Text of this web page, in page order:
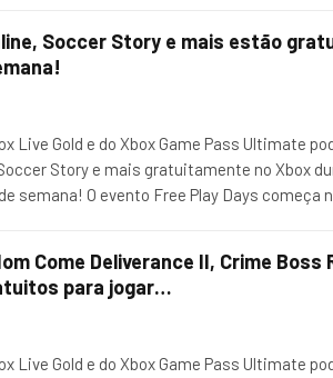
Soccer Story e mais estão
Live Gold e do Xbox Game Pass Ultimate
Story e mais gratuitamente no Xbox
semana! O evento Free Play Days começa
Come Deliverance II, Crime Boss
para jogar…
Live Gold e do Xbox Game Pass Ultimate